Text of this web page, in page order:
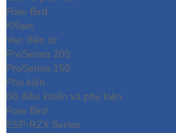
Rain Bird
KRain
Van điện từ
ProSeries 200
ProSeries 150
Phụ kiện
Bộ điều khiển và phụ kiện
Rain Bird
ESP-RZX Series